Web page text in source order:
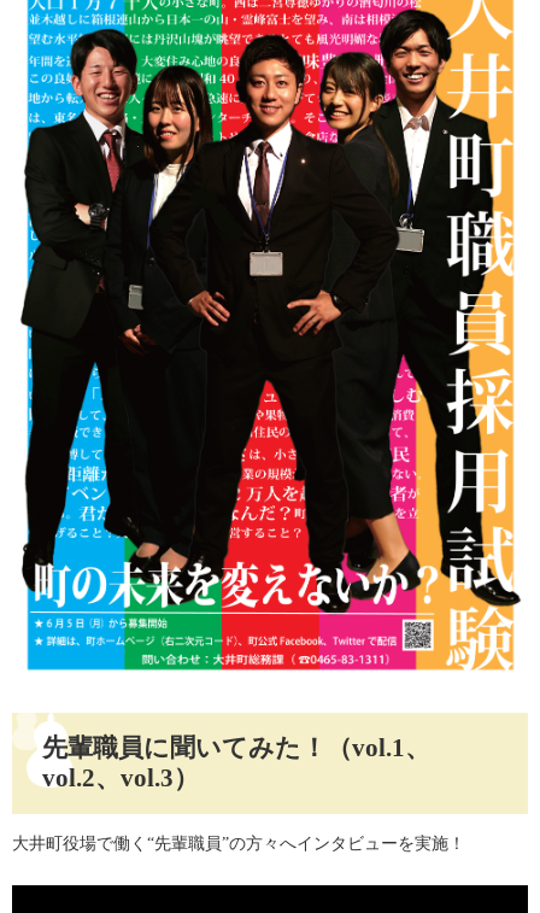
先輩職員に聞いてみた！（vol.1、
vol.2、vol.3）
大井町役場で働く“先輩職員”の方々へインタビューを実施！